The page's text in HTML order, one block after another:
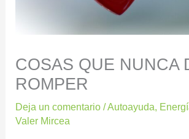
COSAS QUE NUNCA
ROMPER
Deja un comentario /Autoayuda
Valer Mircea